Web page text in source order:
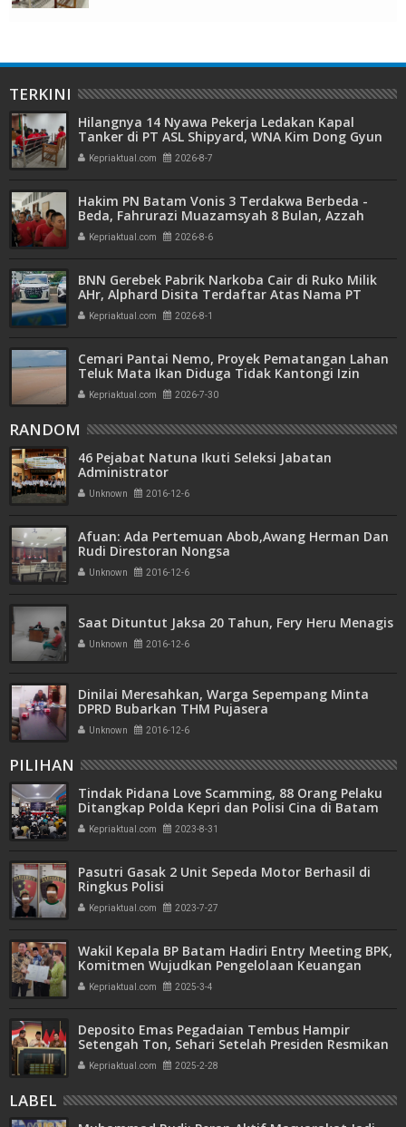
TERKINI
Hilangnya 14 Nyawa Pekerja Ledakan Kapal
Tanker di PT ASL Shipyard, WNA Kim Dong Gyun
Hanya Dituntut 1 Tahun 6 Bulan
Kepriaktual.com 2026-8-7
Hakim PN Batam Vonis 3 Terdakwa Berbeda -
Beda, Fahrurazi Muazamsyah 8 Bulan, Azzah
Azzurah dan Risma Divonis 2 Tahun 6 Bulan
Kepriaktual.com 2026-8-6
BNN Gerebek Pabrik Narkoba Cair di Ruko Milik
AHr, Alphard Disita Terdaftar Atas Nama PT
Mitra Usaha Properti
Kepriaktual.com 2026-8-1
Cemari Pantai Nemo, Proyek Pematangan Lahan
Teluk Mata Ikan Diduga Tidak Kantongi Izin
Amdal
Kepriaktual.com 2026-7-30
RANDOM
46 Pejabat Natuna Ikuti Seleksi Jabatan
Administrator
Unknown 2016-12-6
Afuan: Ada Pertemuan Abob,Awang Herman Dan
Rudi Direstoran Nongsa
Unknown 2016-12-6
Saat Dituntut Jaksa 20 Tahun, Fery Heru Menagis
Unknown 2016-12-6
Dinilai Meresahkan, Warga Sepempang Minta
DPRD Bubarkan THM Pujasera
Unknown 2016-12-6
PILIHAN
Tindak Pidana Love Scamming, 88 Orang Pelaku
Ditangkap Polda Kepri dan Polisi Cina di Batam
Kepriaktual.com 2023-8-31
Pasutri Gasak 2 Unit Sepeda Motor Berhasil di
Ringkus Polisi
Kepriaktual.com 2023-7-27
Wakil Kepala BP Batam Hadiri Entry Meeting BPK,
Komitmen Wujudkan Pengelolaan Keuangan
Transparan dan Akuntabel
Kepriaktual.com 2025-3-4
Deposito Emas Pegadaian Tembus Hampir
Setengah Ton, Sehari Setelah Presiden Resmikan
Bank Emas
Kepriaktual.com 2025-2-28
LABEL